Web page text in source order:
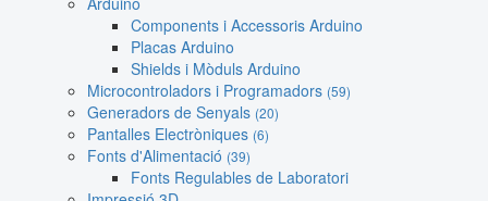
Components i Accessoris Arduino
Placas Arduino
Shields i Mòduls Arduino
Microcontroladors i Programadors (59)
Generadors de Senyals (20)
Pantalles Electròniques (6)
Fonts d'Alimentació (39)
Fonts Regulables de Laboratori